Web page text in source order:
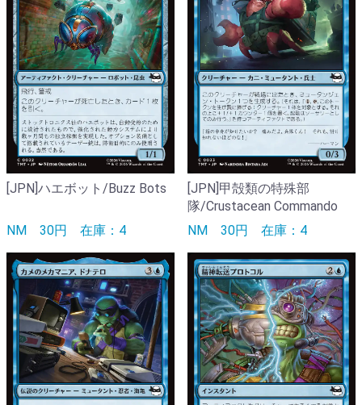
[JPN]ハエボット/Buzz Bots
NM 30円 在庫：4
[JPN]甲殻類の特殊部
隊/Crustacean Commando
NM 30円 在庫：4